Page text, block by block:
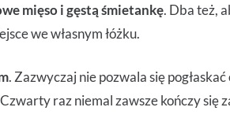
mięso i gęstą śmietankę. Dba też,
we własnym łóżku.
. Zazwyczaj nie pozwala się
raz niemal zawsze kończy się